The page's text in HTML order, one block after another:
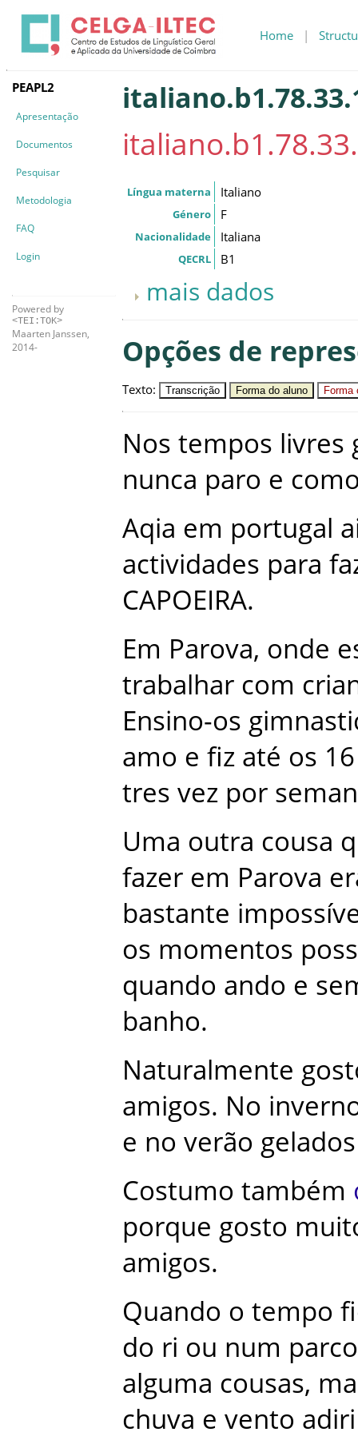
Home |
PEAPL2
Apresentação
Documentos
Pesquisar
Metodologia
FAQ
Login
Powered by
<TEI:TOK>
Maarten Janssen,
2014-
Língua materna Italiano
Género F
Nacionalidade Italiana
QECRL B1
mais dados
Opções de
Texto: Transcrição Forma do aluno Forma
Nos tempos livres
nunca paro e
Aqia em portugal
actividades para
CAPOEIRA.
Em Parova, onde
trabalhar com
Ensino-os
amo e fiz até os 16
tres vez por
Uma outra cousa
fazer em Parova
bastante
os momentos
quando ando e
banho.
Naturalmente
amigos. No
e no verão gelados
Costumo também
porque gosto
amigos.
Quando o tempo
do ri ou num parco
alguma cousas,
chuva e vento adiri